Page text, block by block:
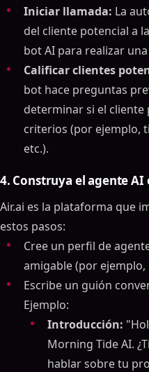
Iniciar llamada: La
del cliente potencial a
bot AI para realizar
Calificar clientes
bot hace preguntas
determinar si el cliente
criterios (por ejemplo,
etc.).
4. Construya el agente AI
Air.ai es la plataforma que
estos pasos:
Cree un perfil de
amigable (por
Escribe un guión
Ejemplo:
Introducción:
Morning Tide AI.
hablar sobre tu